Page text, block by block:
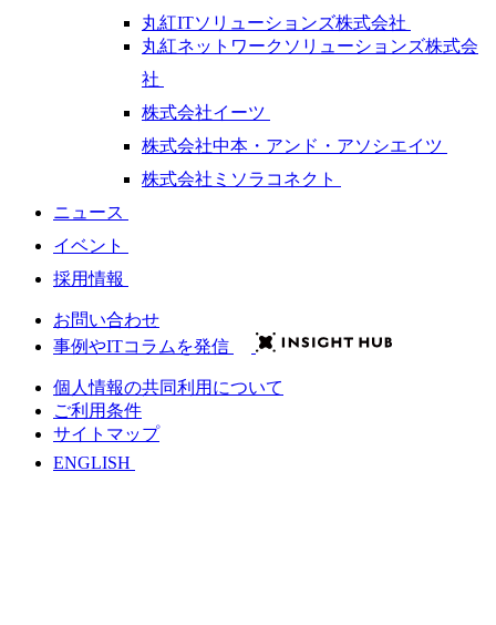
丸紅ITソリューションズ株式会社
丸紅ネットワークソリューションズ株式会
社
株式会社イーツ
株式会社中本・アンド・アソシエイツ
株式会社ミソラコネクト
ニュース
イベント
採用情報
お問い合わせ
事例やITコラムを発信
個人情報の共同利用について
ご利用条件
サイトマップ
ENGLISH